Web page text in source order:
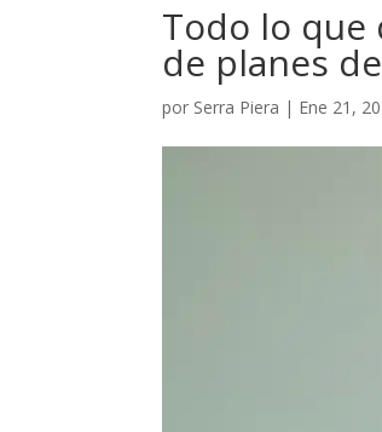
Todo lo que
de planes
por Serra Piera | Ene 21,